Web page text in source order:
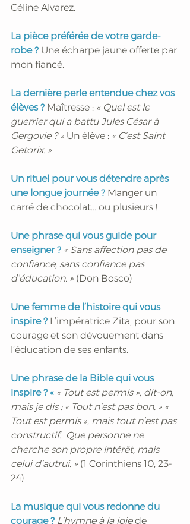
Céline Alvarez.
La pièce préférée de votre garde-
robe ? Une écharpe jaune offerte par
mon fiancé.
La dernière perle entendue chez vos
élèves ? Maîtresse : « Quel est le
guerrier qui a battu Jules César à
Gergovie ? » Un élève : « C’est Saint
Getorix. »
Un rituel pour vous détendre après
une longue journée ? Manger un
carré de chocolat... ou plusieurs !
Une phrase qui vous guide pour
enseigner ? « Sans affection pas de
confiance, sans confiance pas
d’éducation. » (Don Bosco)
Une femme de l’histoire qui vous
inspire ? L’impératrice Zita, pour son
courage et son dévouement dans
l’éducation de ses enfants.
Une phrase de la Bible qui vous
inspire ? « « Tout est permis », dit-on,
mais je dis : « Tout n’est pas bon. » «
Tout est permis », mais tout n’est pas
constructif.  Que personne ne
cherche son propre intérêt, mais
celui d’autrui. » (1 Corinthiens 10, 23-
24)
La musique qui vous redonne du
courage ? L’hymne à la joie de